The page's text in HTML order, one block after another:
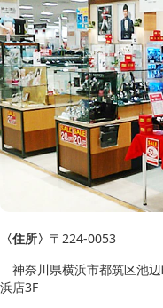
〈住所〉 〒224-0053
神奈川県横浜市都筑区池
浜店3F